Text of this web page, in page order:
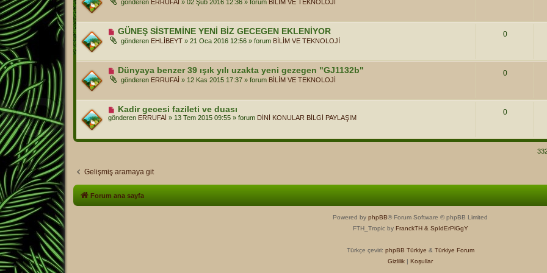
an
s
a
gönderen ERRUFAİ » 02 Şub 2016 12:36 » forum BİLİM VE TEKNOLOJİ
Y
n
e
s
a
GÜNEŞ SİSTEMİNE YENİ BİZ GECEGEN EKLENİYOR
gönderen EHLİBEYT » 21 Oca 2016 12:56 » forum BİLİM VE TEKNOLOJİ
0
Y
e
n
e
s
a
Dünyaya benzer 39 ışık yılı uzakta yeni gezegen "GJ1132b"
gönderen ERRUFAİ » 12 Kas 2015 17:37 » forum BİLİM VE TEKNOLOJİ
0
Y
e
n
e
Kadir gecesi fazileti ve duası
gönderen ERRUFAİ » 13 Tem 2015 09:55 » forum DİNİ KONULAR BİLGİ PAYLAŞIM
0
Gelişmiş aramaya git
Forum ana sayfa
Powered by phpBB® Forum Software © phpBB Limited
FTH_Tropic by FranckTH & SpIdErPiGgY
Türkçe çeviri: phpBB Türkiye & Türkiye Forum
Gizlilik | Koşullar